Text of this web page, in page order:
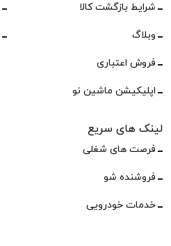
شرایط بازگشت کالا
وبلاگ
فروش اعتباری
اپلیکیشن ماشین نو
لینک های سریع
فرصت های شغلی
فروشنده شو
خدمات خودرویی